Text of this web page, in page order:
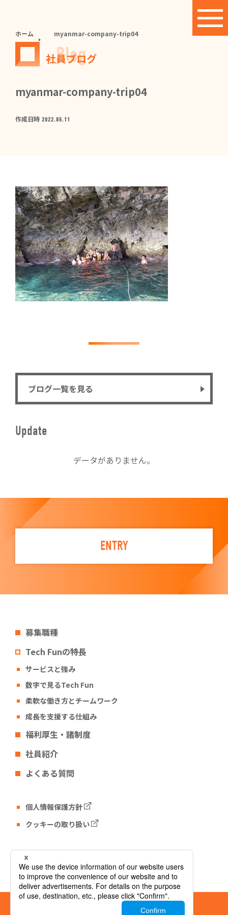
ホーム myanmar-company-trip04
Blog
社員ブログ
myanmar-company-trip04
作成日時 2022.05.11
ブログ一覧を見る
Update
データがありません。
ENTRY
募集職種
Tech Funの特長
サービスと強み
数字で見るTech Fun
柔軟な働き方とチームワーク
成長を支援する仕組み
福利厚生・諸制度
社員紹介
よくある質問
個人情報保護方針
クッキーの取り扱い
Tech Fun コーポレートサイト